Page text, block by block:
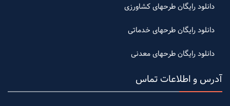
دانلود رایگان طرحهای کشاورزی
دانلود رایگان طرحهای خدماتی
دانلود رایگان طرحهای معدنی
آدرس و اطلاعات تماس